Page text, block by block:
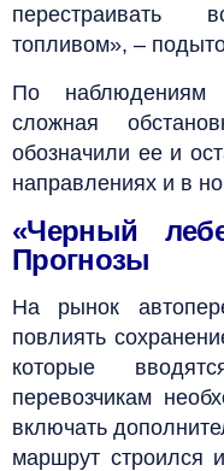
перестраивать
топливом», –
По наблюдениям
сложная
обозначили ее и
направлениях и в
«Черный
Прогнозы
На рынок
повлиять
которые
перевозчикам
включать
маршрут строился